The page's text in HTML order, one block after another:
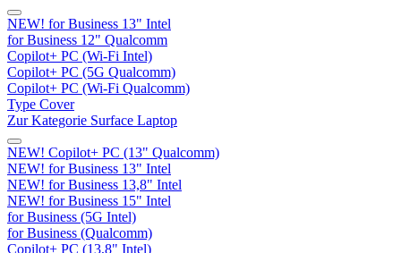
NEW! for Business 13" Intel
for Business 12" Qualcomm
Copilot+ PC (Wi-Fi Intel)
Copilot+ PC (5G Qualcomm)
Copilot+ PC (Wi-Fi Qualcomm)
Type Cover
Zur Kategorie Surface Laptop
NEW! Copilot+ PC (13" Qualcomm)
NEW! for Business 13" Intel
NEW! for Business 13,8" Intel
NEW! for Business 15" Intel
for Business (5G Intel)
for Business (Qualcomm)
Copilot+ PC (13,8" Intel)